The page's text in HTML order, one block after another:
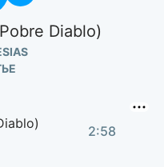
Diablo)
2:58